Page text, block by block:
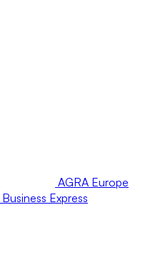
AGRA Europe
Business Express